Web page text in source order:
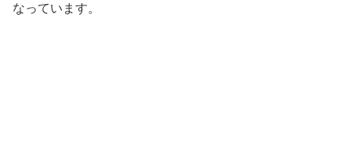
なっています。